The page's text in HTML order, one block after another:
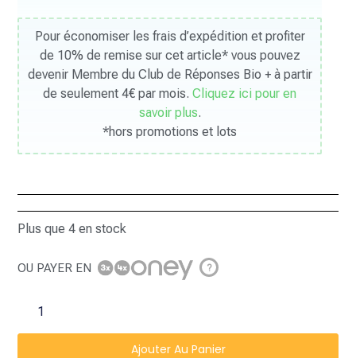
Pour économiser les frais d’expédition et profiter
de 10% de remise sur cet article* vous pouvez
devenir Membre du Club de Réponses Bio + à partir
de seulement 4€ par mois.Cliquez ici pour en
savoir plus.
*hors promotions et lots
Plus que 4 en stock
OU PAYER EN ?
Ajouter Au Panier